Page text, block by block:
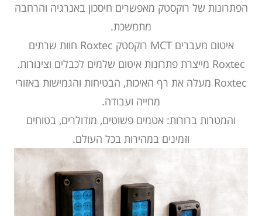
הפתרונות של רוקסטק מאפשרים חיסכון באנרגיה והרחבה
מתמשכת.
איטום מעברים MCT רוקסטק Roxtec
חוות שרתים
Roxtec מייצרת פתרונות איטום שלמים לכבלים וצינורות.
Roxtec מעלה את רף האיכות, הבטיחות והגמישות באזורי
מחייה ועבודה.
והמטרות ברורות: אטמים פשוטים, מודולרים, בטוחים
וזמינים במהירות בכל העולם.